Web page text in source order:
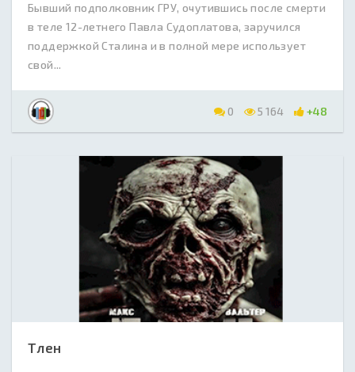
Бывший подполковник ГРУ, очутившись после смерти
в теле 12-летнего Павла Судоплатова, заручился
поддержкой Сталина и в полной мере использует
свой...
0 5 164 +48
Тлен